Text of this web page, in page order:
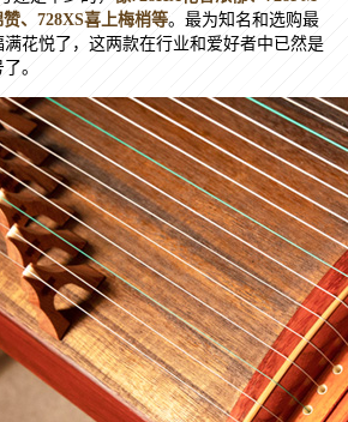
、 728XS喜上梅梢等。最为知名和选购最
花悦了，这两款在行业和爱好者中已然是
。